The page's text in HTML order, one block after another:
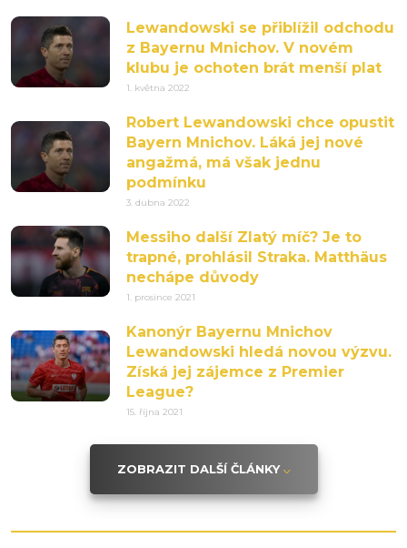
Lewandowski se přiblížil odchodu
z Bayernu Mnichov. V novém
klubu je ochoten brát menší plat
1. května 2022
Robert Lewandowski chce opustit
Bayern Mnichov. Láká jej nové
angažmá, má však jednu
podmínku
3. dubna 2022
Messiho další Zlatý míč? Je to
trapné, prohlásil Straka. Matthäus
nechápe důvody
1. prosince 2021
Kanonýr Bayernu Mnichov
Lewandowski hledá novou výzvu.
Získá jej zájemce z Premier
League?
15. října 2021
ZOBRAZIT DALŠÍ ČLÁNKY